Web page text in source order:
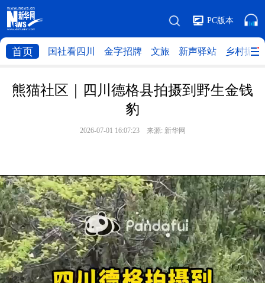
PC版本
首页 国社看四川 金字招牌 文旅 新声驿站 乡村振兴
熊猫社区｜四川德格县拍摄到野生金钱
豹
2026-07-01 16:07:23 来源: 新华网